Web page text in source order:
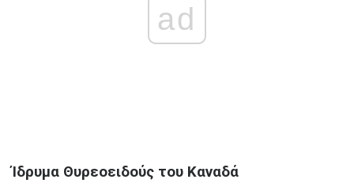
ad
Ίδρυμα Θυρεοειδούς του Καναδά